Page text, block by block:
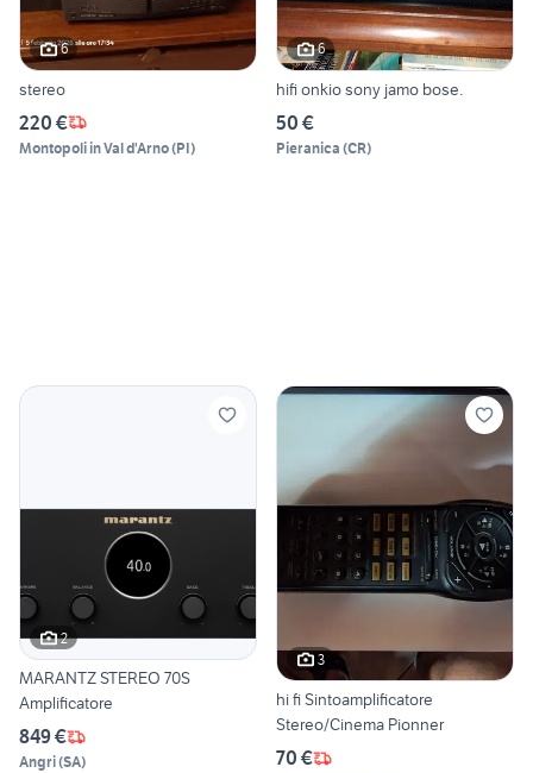
6
stereo
220 €
Montopoli in Val d'Arno(PI)
6
hifi onkio sony jamo bose.
50 €
Pieranica (CR)
2
MARANTZ STEREO 70S
Amplificatore
849 €
Angri(SA)
3
hi fi Sintoamplificatore
Stereo/Cinema Pionner
70 €